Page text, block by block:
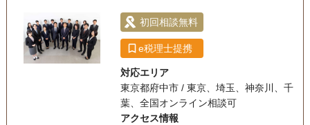
初回相談無料
e税理士提携
対応エリア
東京都府中市 / 東京、埼玉、神奈川、千
葉、全国オンライン相談可
アクセス情報